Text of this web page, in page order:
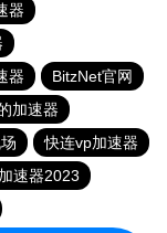
器
器
BitzNet官网
加速器
快连vp加速器
速器2023